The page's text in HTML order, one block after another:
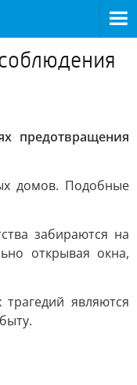
предотвращения
домов. Подобные
забираются на
открывая окна,
являются